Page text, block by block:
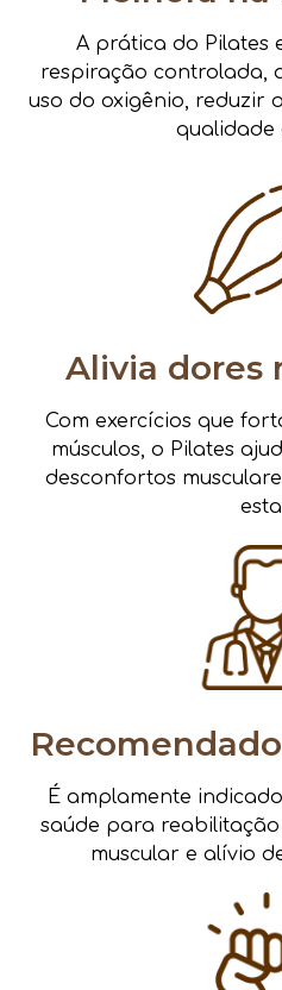
A prática do Pilates
respiração controlada,
uso do oxigênio, reduzir
qualidade
Alivia dores
Com exercícios que
músculos, o Pilates
desconfortos
É amplamente
saúde para
muscular e alívio